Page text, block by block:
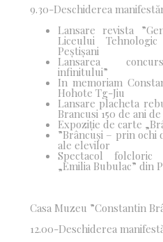
9.30-Deschiderea
Lansare revista
Liceului
Peștișani
Lansarea
infinitului”
In memoriam
Hohote Tg-Jiu
Lansare placheta
Brancusi 150 de ani
Expoziție de carte
”Brâncuși – prin ochi
ale elevilor
Spectacol
„Emilia Bubulac” din
Casa Muzeu ”Constantin
12.00-Deschiderea